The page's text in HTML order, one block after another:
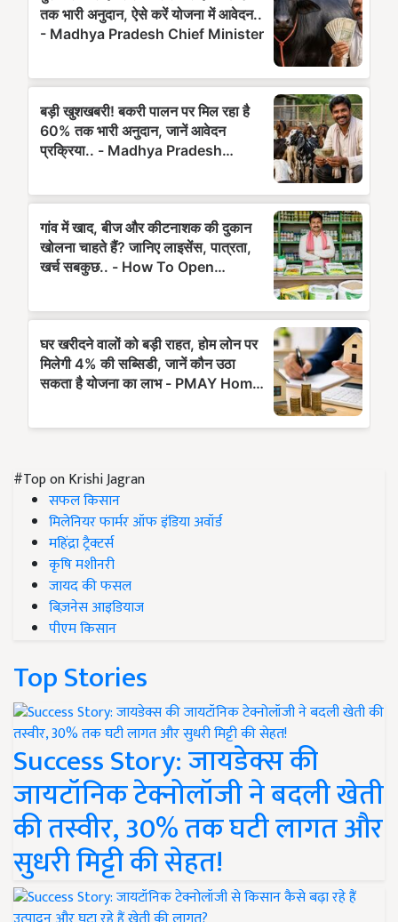
#Top on Krishi Jagran
सफल किसान
मिलेनियर फार्मर ऑफ इंडिया अवॉर्ड
महिंद्रा ट्रैक्टर्स
कृषि मशीनरी
जायद की फसल
बिज़नेस आइडियाज
पीएम किसान
Top Stories
Success Story: जायडेक्स की
जायटॉनिक टेक्नोलॉजी ने बदली खेती
की तस्वीर, 30% तक घटी लागत और
सुधरी मिट्टी की सेहत!